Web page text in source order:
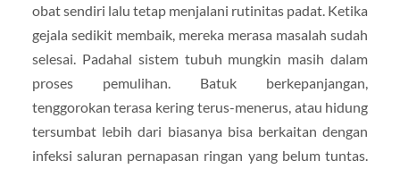
obat sendiri lalu tetap menjalani rutinitas padat. Ketika
gejala sedikit membaik, mereka merasa masalah sudah
selesai. Padahal sistem tubuh mungkin masih dalam
proses pemulihan. Batuk berkepanjangan,
tenggorokan terasa kering terus-menerus, atau hidung
tersumbat lebih dari biasanya bisa berkaitan dengan
infeksi saluran pernapasan ringan yang belum tuntas.